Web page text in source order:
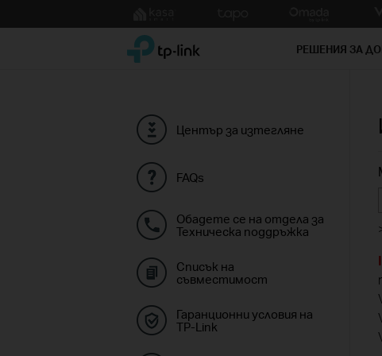
to
TP-Link, Reliably Smart РЕШЕНИЯ ЗА
Център за изтегляне
FAQs
Обадете се на отдела за
Техническа поддръжка
Списък на
съвместимост
Гаранционни условия на
TP-Link